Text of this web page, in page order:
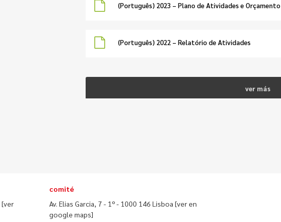
(Português) 2023 – Plano de Atividades e Orçamento
(Português) 2022 – Relatório de Atividades
ver más
[ver
comité
Av. Elias Garcia, 7 - 1º - 1000 146 Lisboa [ver en
google maps]